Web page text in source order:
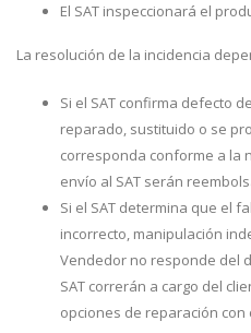
El SAT inspeccionará el
La resolución de la incidencia
Si el SAT confirma defecto
reparado, sustituido o se
corresponda conforme a la
envío al SAT serán
Si el SAT determina que el
incorrecto, manipulación
Vendedor no responde del
SAT correrán a cargo del
opciones de reparación con